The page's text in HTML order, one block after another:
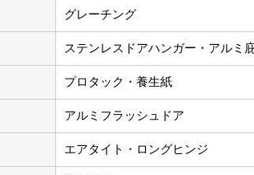
グレーチング
ステンレスドアハンガー・アルミ
プロタック・養生紙
アルミフラッシュドア
エアタイト・ロングヒンジ